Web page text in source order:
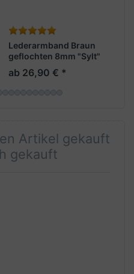
Lederarmband Braun
geflochten 8mm "Sylt"
ab 26,90 € *
Artikel gekauft
gekauft